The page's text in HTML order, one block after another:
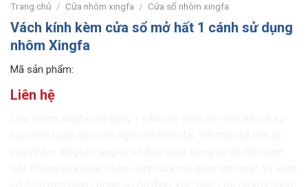
Trang chủ / Cửa nhôm xingfa / Cửa sổ nhôm xingfa
Vách kính kèm cửa sổ mở hất 1 cánh sử dụng
nhôm Xingfa
Mã sản phẩm:
Liên hệ